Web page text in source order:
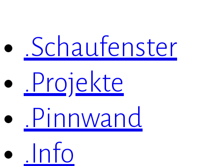
.Schaufenster
.Projekte
.Pinnwand
.Info